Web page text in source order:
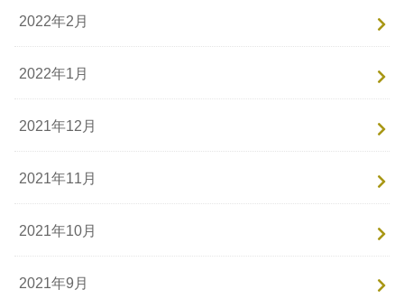
2022年2月
2022年1月
2021年12月
2021年11月
2021年10月
2021年9月